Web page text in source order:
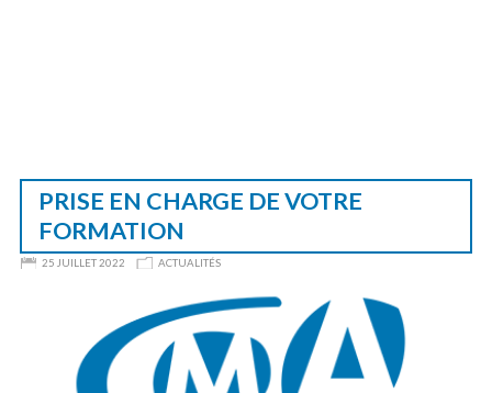
PRISE EN CHARGE DE VOTRE
FORMATION
25 JUILLET 2022 ACTUALITÉS